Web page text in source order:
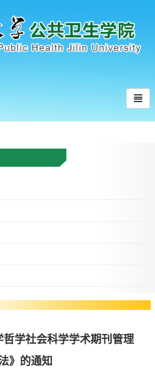
学社会科学学术期刊管理
》的通知